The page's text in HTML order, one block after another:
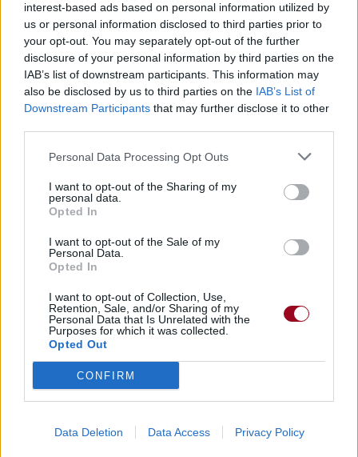
interest-based ads based on personal information utilized by
us or personal information disclosed to third parties prior to
your opt-out. You may separately opt-out of the further
disclosure of your personal information by third parties on the
IAB’s list of downstream participants. This information may
also be disclosed by us to third parties on the IAB’s List of
Downstream Participants that may further disclose it to other
Personal Data Processing Opt Outs
I want to opt-out of the Sharing of my
personal data.
Opted In
I want to opt-out of the Sale of my
Personal Data.
Opted In
I want to opt-out of Collection, Use,
Retention, Sale, and/or Sharing of my
Personal Data that Is Unrelated with the
Purposes for which it was collected.
Opted Out
CONFIRM
Data Deletion Data Access Privacy Policy
Téléchargements
Photos